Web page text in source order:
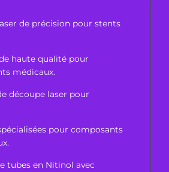
de précision pour stents
haute qualité pour
médicaux.
découpe laser pour
pour composants
tubes en Nitinol avec